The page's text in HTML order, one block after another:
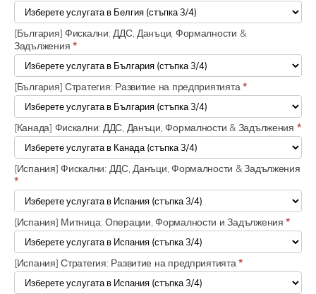
[България] Фискални: ДДС, Данъци, Формалности &
Задължения*
[България] Стратегия: Развитие на предприятията*
[Канада] Фискални: ДДС, Данъци, Формалности & Задължения *
[Испания] Фискални: ДДС, Данъци, Формалности & Задължения
*
[Испания] Митница: Операции, Формалности и Задължения*
[Испания] Стратегия: Развитие на предприятията*